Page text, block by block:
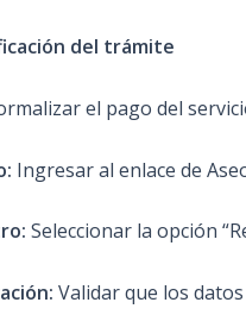
del trámite
el pago del
Ingresar al enlace de
Seleccionar la opción
Validar que los